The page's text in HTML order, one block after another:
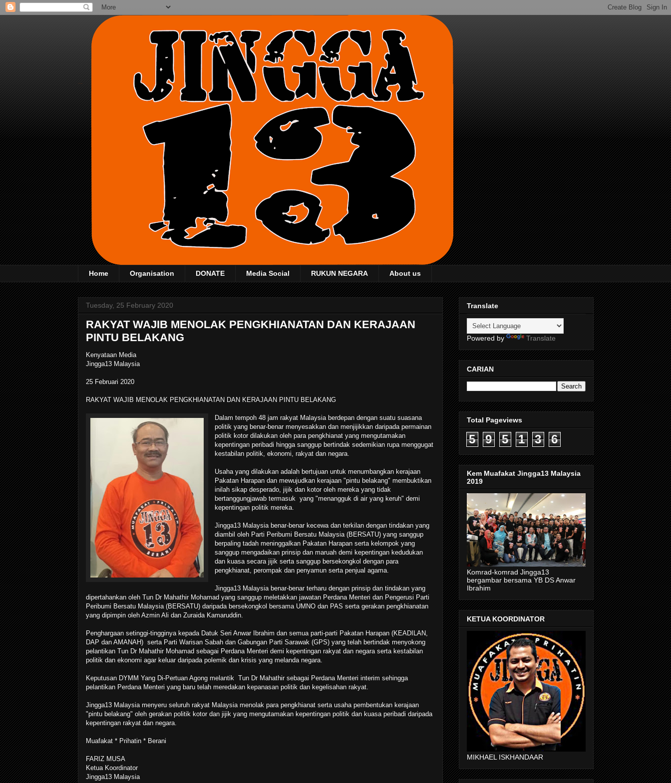
Home Organisation DONATE Media Social RUKUN NEGARA About us
Tuesday, 25 February 2020
RAKYAT WAJIB MENOLAK PENGKHIANATAN DAN KERAJAAN
PINTU BELAKANG
Kenyataan Media
Jingga13 Malaysia
25 Februari 2020
RAKYAT WAJIB MENOLAK PENGKHIANATAN DAN KERAJAAN PINTU BELAKANG
Dalam tempoh 48 jam rakyat Malaysia berdepan dengan suatu suasana
politik yang benar-benar menyesakkan dan menjijikkan daripada permainan
politik kotor dilakukan oleh para pengkhianat yang mengutamakan
kepentingan peribadi hingga sanggup bertindak sedemikian rupa menggugat
kestabilan politik, ekonomi, rakyat dan negara.
Usaha yang dilakukan adalah bertujuan untuk menumbangkan kerajaan
Pakatan Harapan dan mewujudkan kerajaan "pintu belakang" membuktikan
inilah sikap desperado, jijik dan kotor oleh mereka yang tidak
bertanggungjawab termasuk yang "menangguk di air yang keruh" demi
kepentingan politik mereka.
Jingga13 Malaysia benar-benar kecewa dan terkilan dengan tindakan yang
diambil oleh Parti Peribumi Bersatu Malaysia (BERSATU) yang sanggup
berpaling tadah meninggalkan Pakatan Harapan serta kelompok yang
sanggup mengadaikan prinsip dan maruah demi kepentingan kedudukan
dan kuasa secara jijik serta sanggup bersekongkol dengan para
pengkhianat, perompak dan penyamun serta penjual agama.
Jingga13 Malaysia benar-benar terharu dengan prinsip dan tindakan yang
dipertahankan oleh Tun Dr Mahathir Mohamad yang sanggup meletakkan jawatan Perdana Menteri dan Pengerusi Parti
Peribumi Bersatu Malaysia (BERSATU) daripada bersekongkol bersama UMNO dan PAS serta gerakan pengkhianatan
yang dipimpin oleh Azmin Ali dan Zuraida Kamaruddin.
Penghargaan setinggi-tingginya kepada Datuk Seri Anwar Ibrahim dan semua parti-parti Pakatan Harapan (KEADILAN,
DAP dan AMANAH) serta Parti Warisan Sabah dan Gabungan Parti Sarawak (GPS) yang telah bertindak menyokong
pelantikan Tun Dr Mahathir Mohamad sebagai Perdana Menteri demi kepentingan rakyat dan negara serta kestabilan
politik dan ekonomi agar keluar daripada polemik dan krisis yang melanda negara.
Keputusan DYMM Yang Di-Pertuan Agong melantik Tun Dr Mahathir sebagai Perdana Menteri interim sehingga
pelantikan Perdana Menteri yang baru telah meredakan kepanasan politik dan kegelisahan rakyat.
Jingga13 Malaysia menyeru seluruh rakyat Malaysia menolak para pengkhianat serta usaha pembentukan kerajaan
"pintu belakang" oleh gerakan politik kotor dan jijik yang mengutamakan kepentingan politik dan kuasa peribadi daripada
kepentingan rakyat dan negara.
Muafakat * Prihatin * Berani
FARIZ MUSA
Ketua Koordinator
Jingga13 Malaysia
Translate
Powered by Translate
CARIAN
Total Pageviews
5 9 5 1 3 6
Kem Muafakat Jingga13 Malaysia
2019
Komrad-komrad Jingga13
bergambar bersama YB DS Anwar
Ibrahim
KETUA KOORDINATOR
MIKHAEL ISKHANDAAR